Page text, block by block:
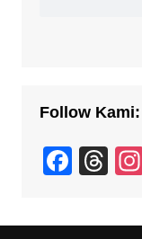
Follow Kami:
F
c
T
e